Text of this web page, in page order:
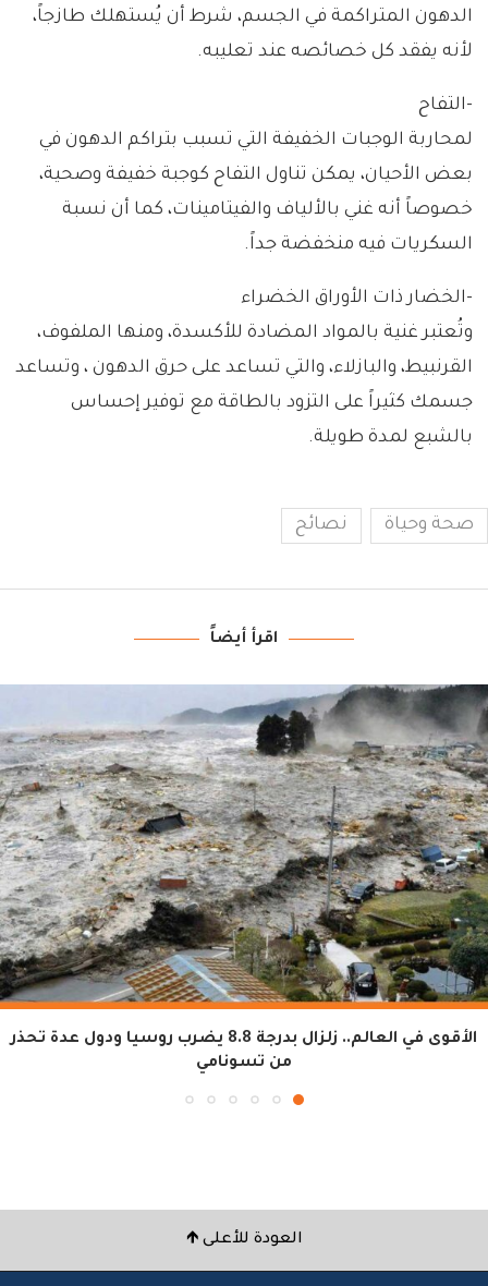
الدهون المتراكمة في الجسم، شرط أن يُستهلك طازجاً،
لأنه يفقد كل خصائصه عند تعليبه.
-التفاح
لمحاربة الوجبات الخفيفة التي تسبب بتراكم الدهون في
بعض الأحيان، يمكن تناول التفاح كوجبة خفيفة وصحية،
خصوصاً أنه غني بالألياف والفيتامينات، كما أن نسبة
السكريات فيه منخفضة جداً.
-الخضار ذات الأوراق الخضراء
وتُعتبر غنية بالمواد المضادة للأكسدة، ومنها الملفوف،
القرنبيط، والبازلاء، والتي تساعد على حرق الدهون ، وتساعد
جسمك كثيراً على التزود بالطاقة مع توفير إحساس
بالشبع لمدة طويلة.
صحة وحياة نصائح
اقرأ أيضاً
الأقوى في العالم.. زلزال بدرجة 8.8 يضرب روسيا ودول عدة تحذر
من تسونامي
العودة للأعلى 🡹